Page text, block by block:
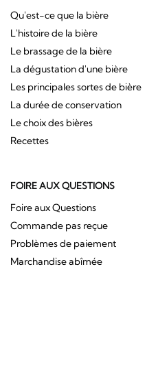
Qu'est-ce que la bière
L'histoire de la bière
Le brassage de la bière
La dégustation d'une bière
Les principales sortes de bière
La durée de conservation
Le choix des bières
Recettes
FOIRE AUX QUESTIONS
Foire aux Questions
Commande pas reçue
Problèmes de paiement
Marchandise abîmée